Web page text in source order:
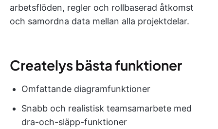
arbetsflöden, regler och rollbaserad åtkomst
och samordna data mellan alla projektdelar.
Createlys bästa funktioner
Omfattande diagramfunktioner
Snabb och realistisk teamsamarbete med
dra-och-släpp-funktioner